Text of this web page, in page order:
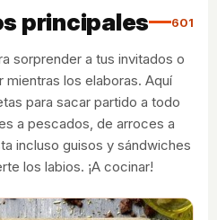
principales 601
sorprender a tus invitados o
los elaboras. Aquí
para sacar partido a todo
a pescados, de arroces a
incluso guisos y sándwiches
los labios. ¡A cocinar!